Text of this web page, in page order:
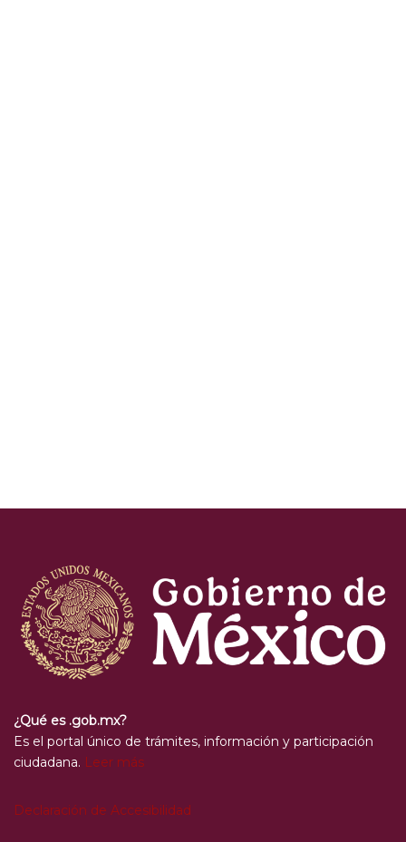
¿Qué es .gob.mx?
Es el portal único de trámites, información y participación
ciudadana. Leer más
Declaración de Accesibilidad